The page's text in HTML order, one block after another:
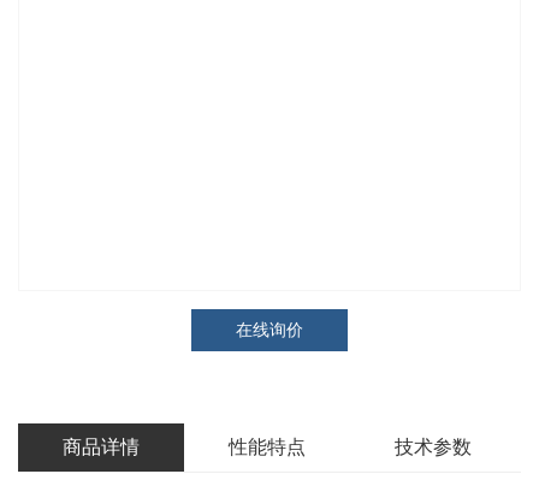
在线询价
商品详情 性能特点 技术参数